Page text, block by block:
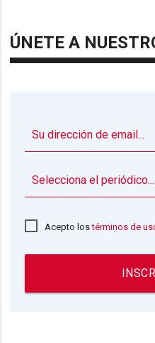
ÚNETE A
Acepto lostérminos de